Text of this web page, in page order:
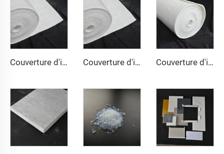
Couverture d'isolation en aérogel 200℃ Couverture d'isolation en aérogel 650℃ Couverture d'isolation en aérogel 1000℃